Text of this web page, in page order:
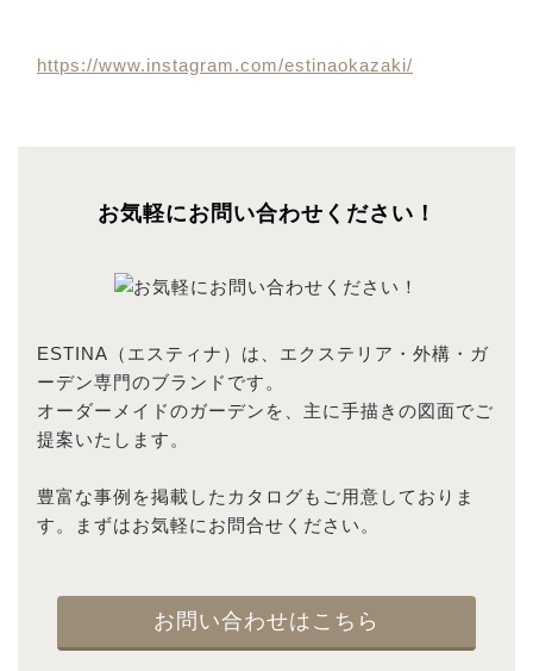
https://www.instagram.com/estinaokazaki/
お気軽にお問い合わせください！
ESTINA（エスティナ）は、エクステリア・外構・ガ
ーデン専門のブランドです。
オーダーメイドのガーデンを、主に手描きの図面でご
提案いたします。
豊富な事例を掲載したカタログもご用意しておりま
す。まずはお気軽にお問合せください。
お問い合わせはこちら